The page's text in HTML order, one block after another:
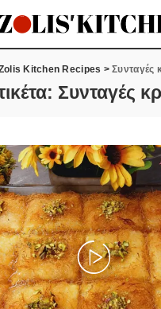
Kitchen Recipes >Συνταγές
Συνταγές